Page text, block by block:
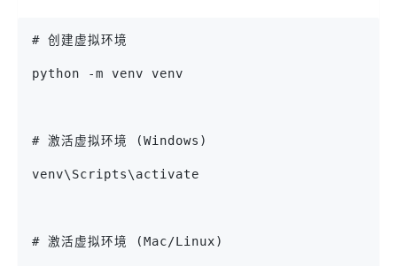
# 创建虚拟环境
python -m venv venv
# 激活虚拟环境 (Windows)
venv\Scripts\activate
# 激活虚拟环境 (Mac/Linux)